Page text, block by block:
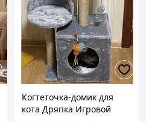
Когтеточка-домик для
кота Дряпка Игровой